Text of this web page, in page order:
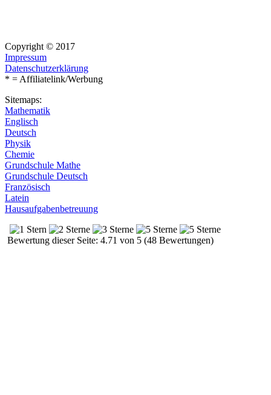
Copyright © 2017
Impressum
Datenschutzerklärung
* = Affiliatelink/Werbung
Sitemaps:
Mathematik
Englisch
Deutsch
Physik
Chemie
Grundschule Mathe
Grundschule Deutsch
Französisch
Latein
Hausaufgabenbetreuung
Bewertung dieser Seite: 4.71 von 5 (48 Bewertungen)